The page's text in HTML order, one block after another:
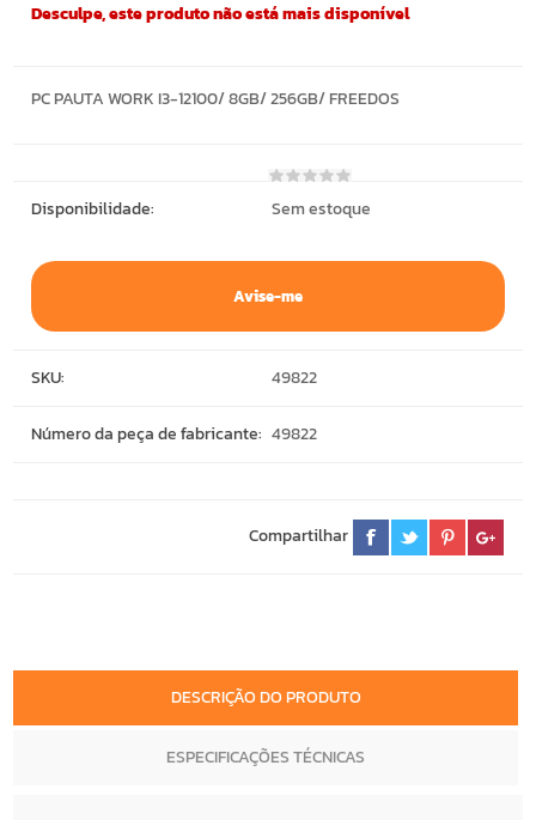
Desculpe, este produto não está mais disponível
PC PAUTA WORK I3-12100/ 8GB/ 256GB/ FREEDOS
Disponibilidade: Sem estoque
Avise-me
SKU: 49822
Número da peça de fabricante: 49822
Compartilhar
DESCRIÇÃO DO PRODUTO
ESPECIFICAÇÕES TÉCNICAS